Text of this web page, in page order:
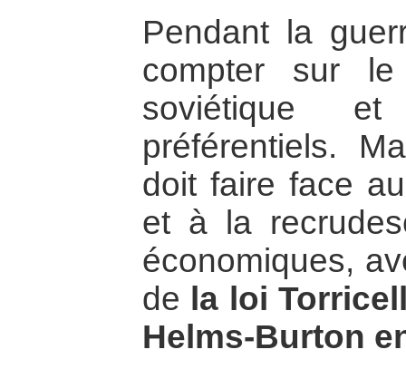
Pendant la
compter sur le
soviétique
préférentiels.
doit faire face
et à la
économiques,
de la loi
Helms-Burton